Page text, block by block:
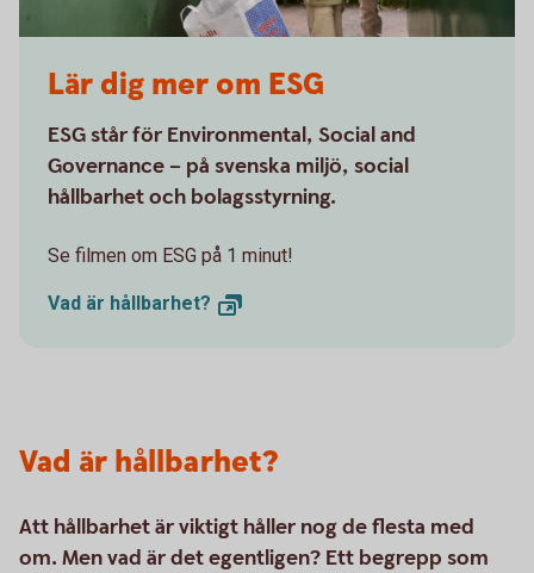
Lär dig mer om ESG
ESG står för Environmental, Social and
Governance – på svenska miljö, social
hållbarhet och bolagsstyrning.
Se filmen om ESG på 1 minut!
Vad är hållbarhet?
Vad är hållbarhet?
Att hållbarhet är viktigt håller nog de flesta med
om. Men vad är det egentligen? Ett begrepp som